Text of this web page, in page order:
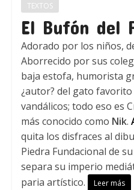
TEXTOS
El Bufón del
Adorado por los niños,
Aborrecido por sus
baja estofa, humorista
¿autor? del gato
vandálicos; todo eso es
más conocido como Nik.
quita los disfraces al
Piedra Fundacional de
separa su imperio
paria artístico.
Leer más